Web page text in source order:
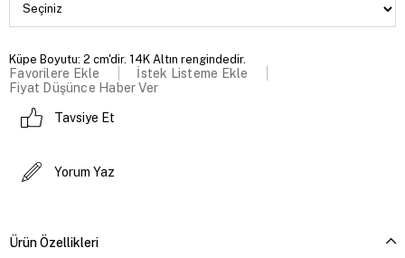
Küpe Boyutu: 2 cm'dir. 14K Altın rengindedir.
Favorilere Ekle
İstek Listeme Ekle
Fiyat Düşünce Haber Ver
Tavsiye Et
Yorum Yaz
Ürün Özellikleri